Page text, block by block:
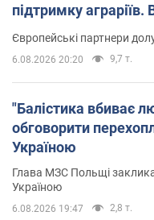
підтримку аграріїв.
Європейські партнери
6.08.2026 20:20 9,7 т.
"Балістика вбиває
обговорити
Україною
Глава МЗС Польщі
Україною
6.08.2026 19:47 2,8 т.